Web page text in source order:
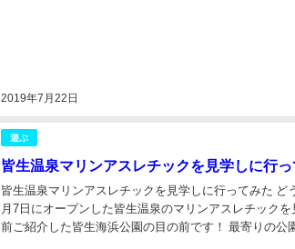
2019年7月22日
遊ぶ
皆生温泉マリンアスレチックを見学しに行っ
皆生温泉マリンアスレチックを見学しに行ってみた ど
月7日にオープンした皆生温泉のマリンアスレチックを見学し
前ご紹介した皆生海浜公園の目の前です！ 最寄りの公